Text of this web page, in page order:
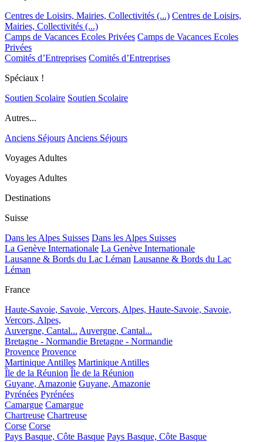
Centres de Loisirs, Mairies, Collectivités (...) Centres de Loisirs,
Mairies, Collectivités (...)
Camps de Vacances Ecoles Privées Camps de Vacances Ecoles
Privées
Comités d’Entreprises Comités d’Entreprises
Spéciaux !
Soutien Scolaire Soutien Scolaire
Autres...
Anciens Séjours Anciens Séjours
Voyages Adultes
Voyages Adultes
Destinations
Suisse
Dans les Alpes Suisses Dans les Alpes Suisses
La Genève Internationale La Genève Internationale
Lausanne & Bords du Lac Léman Lausanne & Bords du Lac
Léman
France
Haute-Savoie, Savoie, Vercors, Alpes, Haute-Savoie, Savoie,
Vercors, Alpes,
Auvergne, Cantal... Auvergne, Cantal...
Bretagne - Normandie Bretagne - Normandie
Provence Provence
Martinique Antilles Martinique Antilles
Île de la Réunion Île de la Réunion
Guyane, Amazonie Guyane, Amazonie
Pyrénées Pyrénées
Camargue Camargue
Chartreuse Chartreuse
Corse Corse
Pays Basque, Côte Basque Pays Basque, Côte Basque